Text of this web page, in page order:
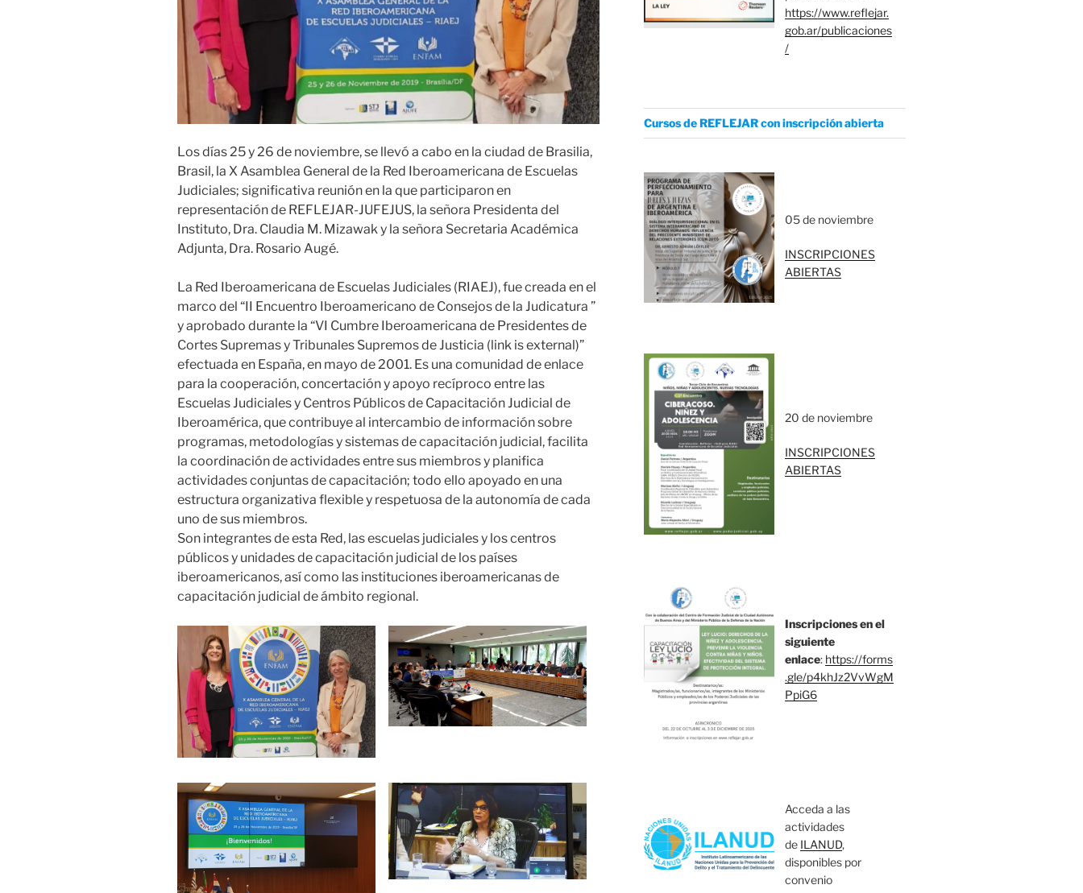
Los días 25 y 26 de noviembre, se llevó a cabo en la ciudad de Brasilia,
Brasil, la X Asamblea General de la Red Iberoamericana de Escuelas
Judiciales; significativa reunión en la que participaron en
representación de REFLEJAR-JUFEJUS, la señora Presidenta del
Instituto, Dra. Claudia M. Mizawak y la señora Secretaria Académica
Adjunta, Dra. Rosario Augé.
La Red Iberoamericana de Escuelas Judiciales (RIAEJ), fue creada en el
marco del “II Encuentro Iberoamericano de Consejos de la Judicatura ”
y aprobado durante la “VI Cumbre Iberoamericana de Presidentes de
Cortes Supremas y Tribunales Supremos de Justicia (link is external)”
efectuada en España, en mayo de 2001. Es una comunidad de enlace
para la cooperación, concertación y apoyo recíproco entre las
Escuelas Judiciales y Centros Públicos de Capacitación Judicial de
Iberoamérica, que contribuye al intercambio de información sobre
programas, metodologías y sistemas de capacitación judicial, facilita
la coordinación de actividades entre sus miembros y planifica
actividades conjuntas de capacitación; todo ello apoyado en una
estructura organizativa flexible y respetuosa de la autonomía de cada
uno de sus miembros.
Son integrantes de esta Red, las escuelas judiciales y los centros
públicos y unidades de capacitación judicial de los países
iberoamericanos, así como las instituciones iberoamericanas de
capacitación judicial de ámbito regional.
https://www.reflejar.
gob.ar/publicaciones
/
Cursos de REFLEJAR con inscripción abierta
05 de noviembre
INSCRIPCIONES
ABIERTAS
20 de noviembre
INSCRIPCIONES
ABIERTAS
Inscripciones en el
siguiente
enlace: https://forms
.gle/p4khJz2VvWgM
PpiG6
Acceda a las
actividades
de ILANUD,
disponibles por
convenio